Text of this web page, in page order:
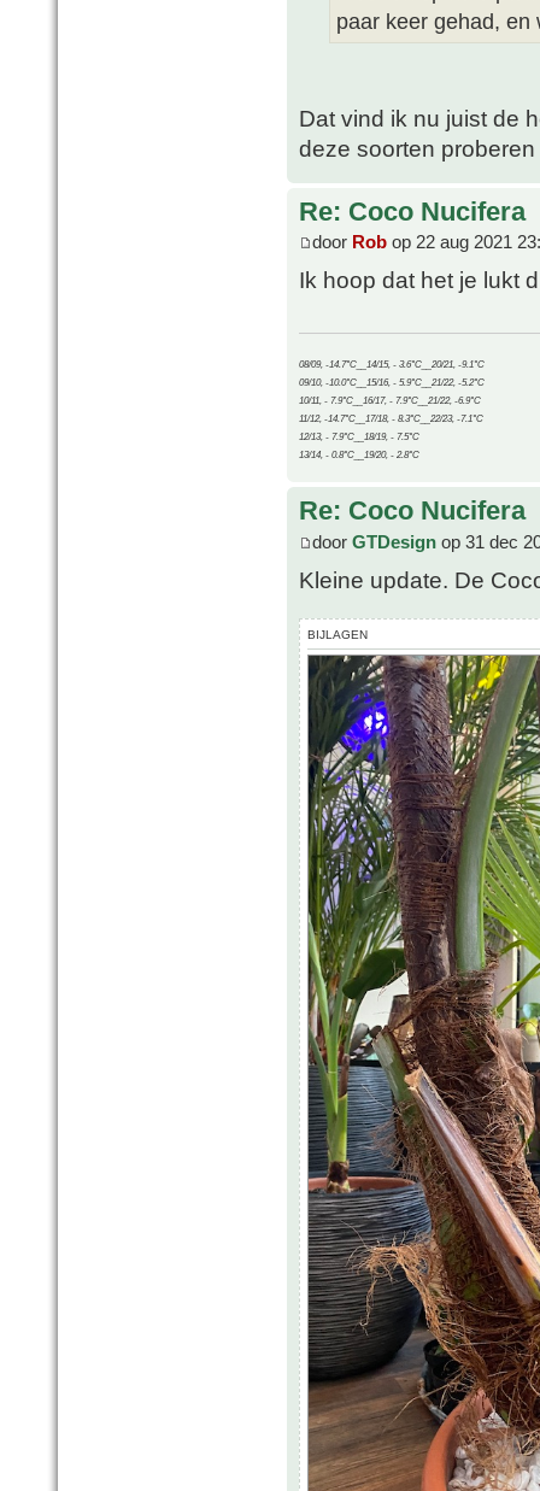
paar keer gehad, en
Dat vind ik nu juist de
deze soorten
Re: Coco Nucifera
door Rob op 22 aug 2021
Ik hoop dat het je lukt
08/09, -14.7°C__14/15, - 3.6°C__20/21, -9.1°C
09/10, -10.0°C__15/16, - 5.9°C__21/22, -5.2°C
10/11, - 7.9°C__16/17, - 7.9°C__21/22, -6.9°C
11/12, -14.7°C__17/18, - 8.3°C__22/23, -7.1°C
12/13, - 7.9°C__18/19, - 7.5°C
13/14, - 0.8°C__19/20, - 2.8°C
Re: Coco Nucifera
door GTDesign op 31 dec
Kleine update. De
BIJLAGEN